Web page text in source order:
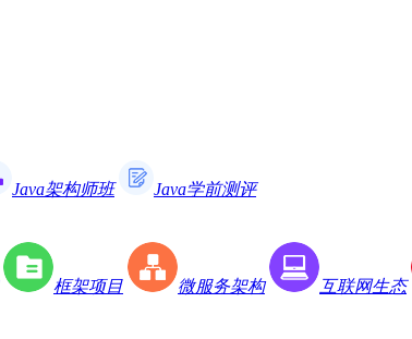
Java架构师班
Java学前测评
框架项目 微服务架构 互联网生态